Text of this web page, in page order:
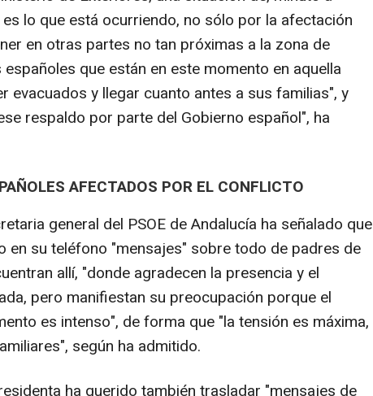
lo que está ocurriendo, no sólo por la afectación
en otras partes no tan próximas a la zona de
que están en este momento en aquella
evacuados y llegar cuanto antes a sus familias", y
respaldo por parte del Gobierno español", ha
AFECTADOS POR EL CONFLICTO
general del PSOE de Andalucía ha señalado que
en su teléfono "mensajes" sobre todo de padres de
allí, "donde agradecen la presencia y el
pero manifiestan su preocupación porque el
es intenso", de forma que "la tensión es máxima,
según ha admitido.
ha querido también trasladar "mensajes de